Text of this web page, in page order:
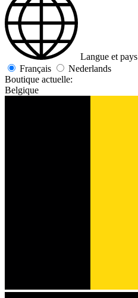
Langue et pays
Français
Nederlands
Boutique actuelle:
Belgique